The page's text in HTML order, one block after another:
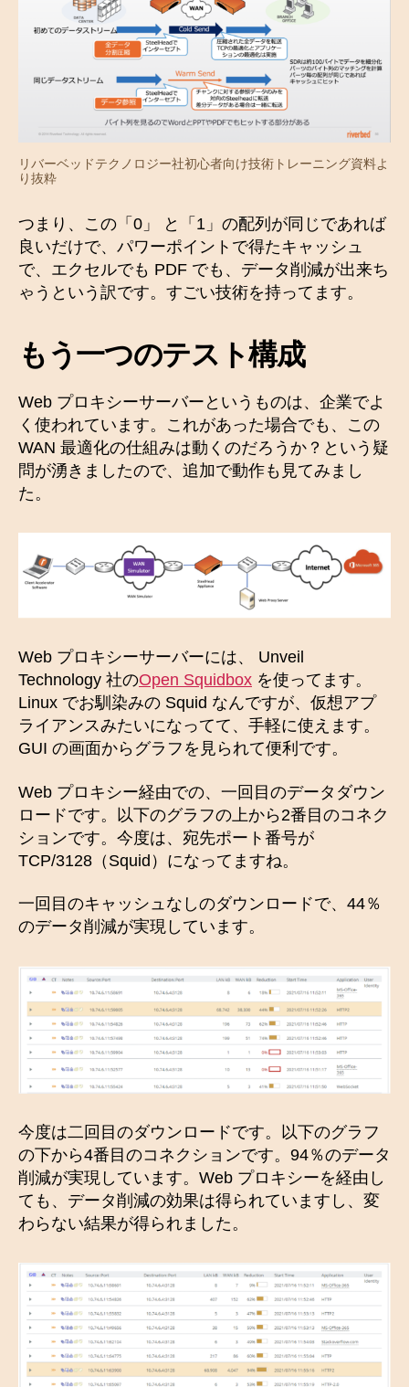
リバーベッドテクノロジー社初心者向け技術トレーニング資料よ
り抜粋
つまり、この「0」 と「1」の配列が同じであれば
良いだけで、パワーポイントで得たキャッシュ
で、エクセルでも PDF でも、データ削減が出来ち
ゃうという訳です。すごい技術を持ってます。
もう一つのテスト構成
Web プロキシーサーバーというものは、企業でよ
く使われています。これがあった場合でも、この
WAN 最適化の仕組みは動くのだろうか？という疑
問が湧きましたので、追加で動作も見てみまし
た。
Web プロキシーサーバーには、 Unveil
Technology 社のOpen Squidbox を使ってます。
Linux でお馴染みの Squid なんですが、仮想アプ
ライアンスみたいになってて、手軽に使えます。
GUI の画面からグラフを見られて便利です。
Web プロキシー経由での、一回目のデータダウン
ロードです。以下のグラフの上から2番目のコネク
ションです。今度は、宛先ポート番号が
TCP/3128（Squid）になってますね。
一回目のキャッシュなしのダウンロードで、44％
のデータ削減が実現しています。
今度は二回目のダウンロードです。以下のグラフ
の下から4番目のコネクションです。94％のデータ
削減が実現しています。Web プロキシーを経由し
ても、データ削減の効果は得られていますし、変
わらない結果が得られました。